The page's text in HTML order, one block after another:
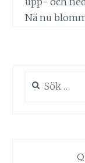
Nä nu
efter: